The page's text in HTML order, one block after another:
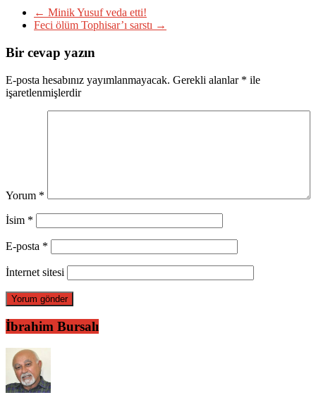
← Minik Yusuf veda etti!
Feci ölüm Tophisar’ı sarstı →
Bir cevap yazın
E-posta hesabınız yayımlanmayacak. Gerekli alanlar * ile
işaretlenmişlerdir
Yorum *
İsim *
E-posta *
İnternet sitesi
İbrahim Bursalı